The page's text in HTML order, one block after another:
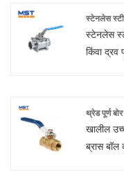
क्षेत्रांमध्ये
स्टेनलेस
स्टेनलेस
किंवा द्रव
थ्रेड पूर्ण
खालील
ब्रास बॉल